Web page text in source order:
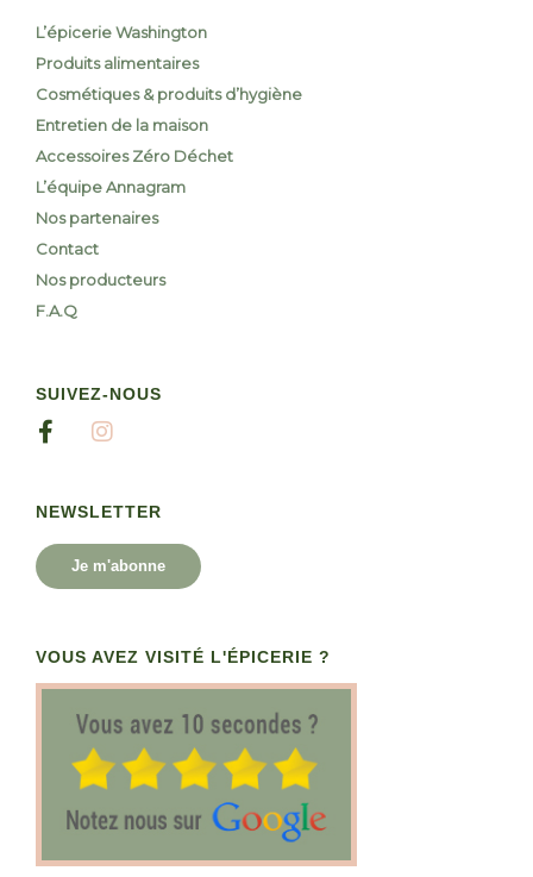
L’épicerie Washington
Produits alimentaires
Cosmétiques & produits d’hygiène
Entretien de la maison
Accessoires Zéro Déchet
L’équipe Annagram
Nos partenaires
Contact
Nos producteurs
F.A.Q
SUIVEZ-NOUS
NEWSLETTER
Je m'abonne
VOUS AVEZ VISITÉ L'ÉPICERIE ?